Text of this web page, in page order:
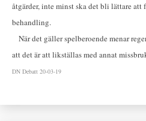
åtgärder, inte minst ska det bli lättare
behandling.
När det gäller spelberoende menar
att det är att likställas med annat
DN Debatt 20-03-19